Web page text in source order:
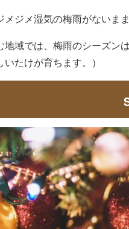
メジメ湿気の梅雨がないま
地域では、梅雨のシーズ
たけが育ちます。）